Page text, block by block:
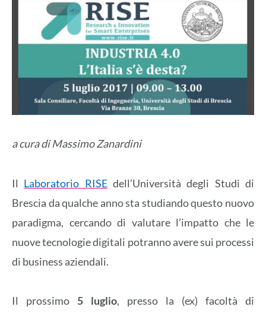
a cura di Massimo Zanardini
Il Laboratorio RISEdell’Università degli Studi di
Brescia da qualche anno sta studiando questo nuovo
paradigma, cercando di valutare l’impatto che le
nuove tecnologie digitali potranno avere sui processi
di business aziendali.
Il prossimo 5 luglio, presso la (ex) facoltà di